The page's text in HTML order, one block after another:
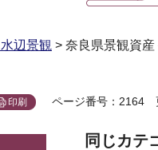
辺景観 > 奈良県景観資
印刷 ページ番号：2164
同じカテ